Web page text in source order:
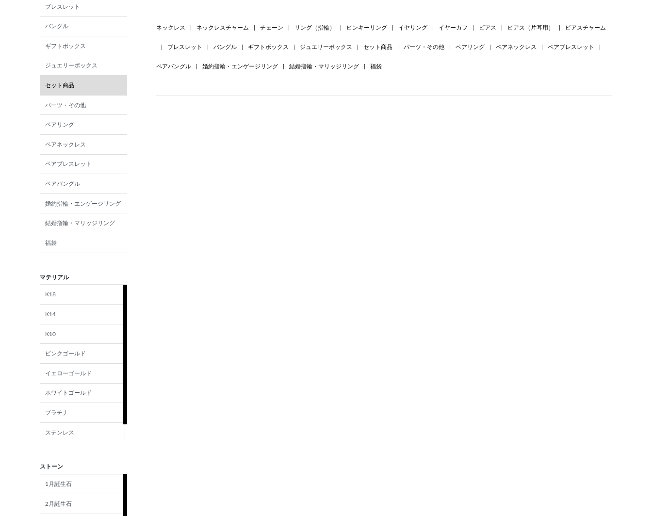
ブレスレット
バングル
ギフトボックス
ジュエリーボックス
セット商品
パーツ・その他
ペアリング
ペアネックレス
ペアブレスレット
ペアバングル
婚約指輪・エンゲージリング
結婚指輪・マリッジリング
福袋
マテリアル
K18
K14
K10
ピンクゴールド
イエローゴールド
ホワイトゴールド
プラチナ
ステンレス
ストーン
1月誕生石
2月誕生石
ネックレス ネックレスチャーム チェーン リング（指輪） ピンキーリング イヤリング イヤーカフ ピアス ピアス（片耳用） ピアスチャーム
ブレスレット バングル ギフトボックス ジュエリーボックス セット商品 パーツ・その他 ペアリング ペアネックレス ペアブレスレット
ペアバングル 婚約指輪・エンゲージリング 結婚指輪・マリッジリング 福袋